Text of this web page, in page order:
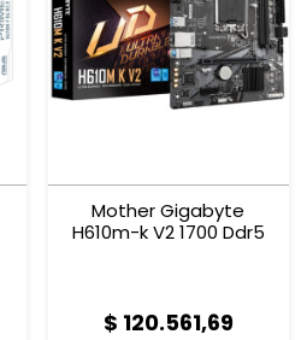
Mother Gigabyte
H610m-k V2 1700 Ddr5
$ 120.561,69